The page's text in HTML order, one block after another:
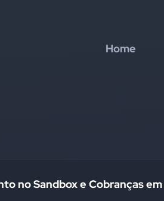
Home
no Sandbox e Cobranças em